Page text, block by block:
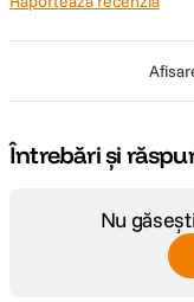
Întrebări și
Nu